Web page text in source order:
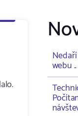
webu ..